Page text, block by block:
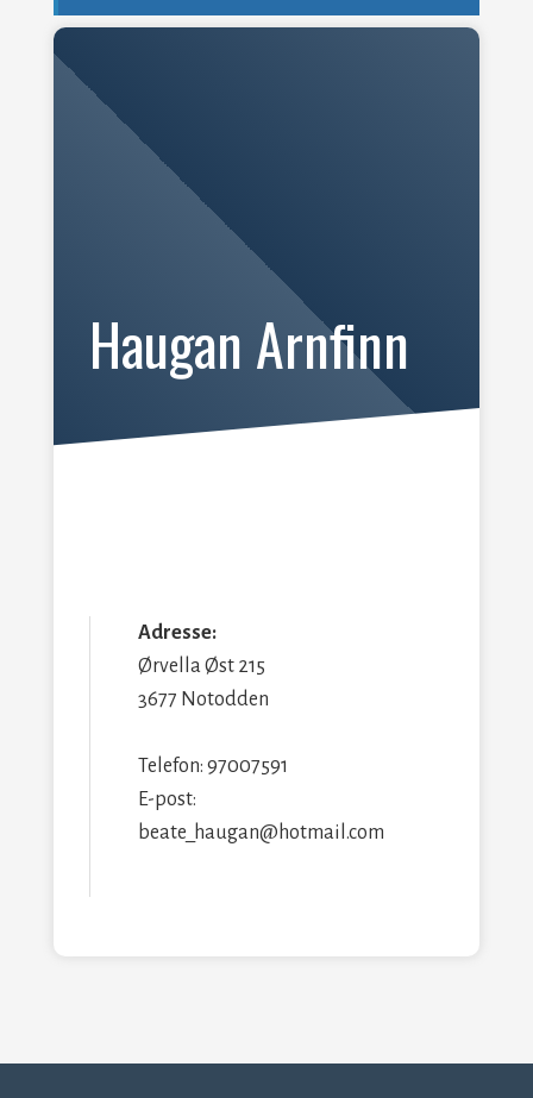
Haugan Arnfinn
Adresse:
Ørvella Øst 215
3677 Notodden
Telefon: 97007591
E-post:
beate_haugan@hotmail.com